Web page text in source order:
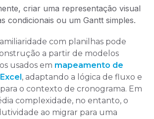
criar uma representação visual
condicionais ou um Gantt simples.
com planilhas pode
a partir de modelos
usados em mapeamento de
, adaptando a lógica de fluxo e
o contexto de cronograma. Em
complexidade, no entanto, o
ao migrar para uma